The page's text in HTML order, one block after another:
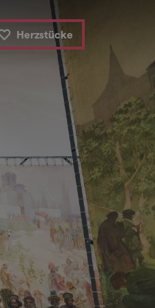
Herzstücke